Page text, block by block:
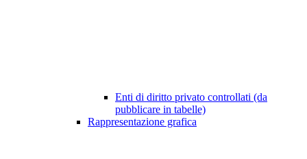
Enti di diritto privato controllati (da
pubblicare in tabelle)
Rappresentazione grafica